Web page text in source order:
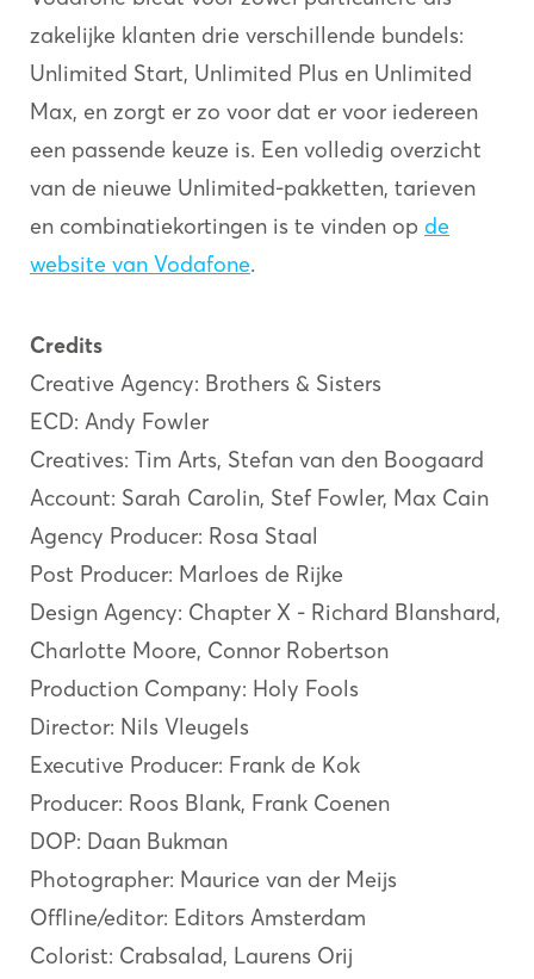
zakelijke klanten drie verschillende bundels:
Unlimited Start, Unlimited Plus en Unlimited
Max, en zorgt er zo voor dat er voor iedereen
een passende keuze is. Een volledig overzicht
van de nieuwe Unlimited-pakketten, tarieven
en combinatiekortingen is te vinden op de
website van Vodafone.
Credits
Creative Agency: Brothers & Sisters
ECD: Andy Fowler
Creatives: Tim Arts, Stefan van den Boogaard
Account: Sarah Carolin, Stef Fowler, Max Cain
Agency Producer: Rosa Staal
Post Producer: Marloes de Rijke
Design Agency: Chapter X - Richard Blanshard,
Charlotte Moore, Connor Robertson
Production Company: Holy Fools
Director: Nils Vleugels
Executive Producer: Frank de Kok
Producer: Roos Blank, Frank Coenen
DOP: Daan Bukman
Photographer: Maurice van der Meijs
Offline/editor: Editors Amsterdam
Colorist: Crabsalad, Laurens Orij